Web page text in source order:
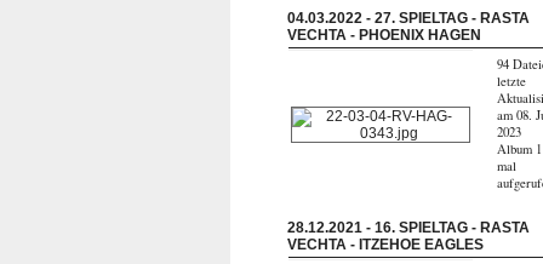
04.03.2022 - 27. SPIELTAG - RASTA
VECHTA - PHOENIX HAGEN
94
letzte
am 08.
2023
Album
mal
28.12.2021 - 16. SPIELTAG - RASTA
VECHTA - ITZEHOE EAGLES